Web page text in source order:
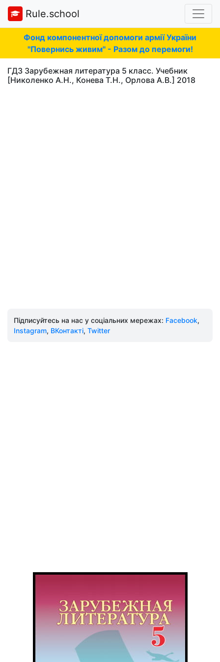
Rule.school
Фонд компонентної допомоги армії України
"Повернись живим" - Разом до перемоги!
ГДЗ Зарубежная литература 5 класс. Учебник
[Николенко А.Н., Конева Т.Н., Орлова А.В.] 2018
Підписуйтесь на нас у соціальних мережах: Facebook,
Instagram, ВКонтакті, Twitter